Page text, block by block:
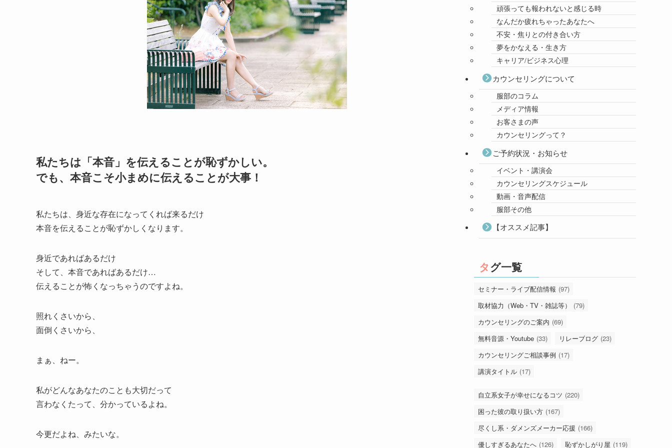
私たちは「本音」を伝えることが恥ずかしい。
でも、本音こそ小まめに伝えることが大事！
私たちは、身近な存在になってくれば来るだけ
本音を伝えることが恥ずかしくなります。
身近であればあるだけ
そして、本音であればあるだけ…
伝えることが怖くなっちゃうのですよね。
照れくさいから、
面倒くさいから、
まぁ、ねー。
私がどんなあなたのことも大切だって
言わなくたって、分かっているよね。
今更だよね、みたいな。
頑張っても報われないと感じる時
なんだか疲れちゃったあなたへ
不安・焦りとの付き合い方
夢をかなえる・生き方
キャリア/ビジネス心理
カウンセリングについて
服部のコラム
メディア情報
お客さまの声
カウンセリングって？
ご予約状況・お知らせ
イベント・講演会
カウンセリングスケジュール
動画・音声配信
服部その他
【オススメ記事】
タグ一覧
セミナー・ライブ配信情報 (97)
取材協力（Web・TV・雑誌等）
(79)
カウンセリングのご案内 (69)
無料音源・Youtube (33) リレーブログ (23)
カウンセリングご相談事例 (17)
講演タイトル (17)
自立系女子が幸せになるコツ (220)
困った彼の取り扱い方 (167)
尽くし系・ダメンズメーカー応援 (166)
優しすぎるあなたへ (126) 恥ずかしがり屋 (119)